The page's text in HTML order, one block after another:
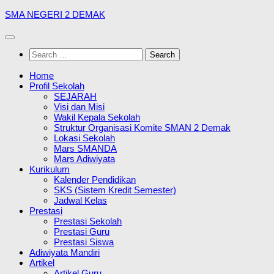
Skip
content
SMA NEGERI 2 DEMAK
Search
for:
Home
Profil Sekolah
SEJARAH
Visi dan Misi
Wakil Kepala Sekolah
Struktur Organisasi Komite SMAN 2 Demak
Lokasi Sekolah
Mars SMANDA
Mars Adiwiyata
Kurikulum
Kalender Pendidikan
SKS (Sistem Kredit Semester)
Jadwal Kelas
Prestasi
Prestasi Sekolah
Prestasi Guru
Prestasi Siswa
Adiwiyata Mandiri
Artikel